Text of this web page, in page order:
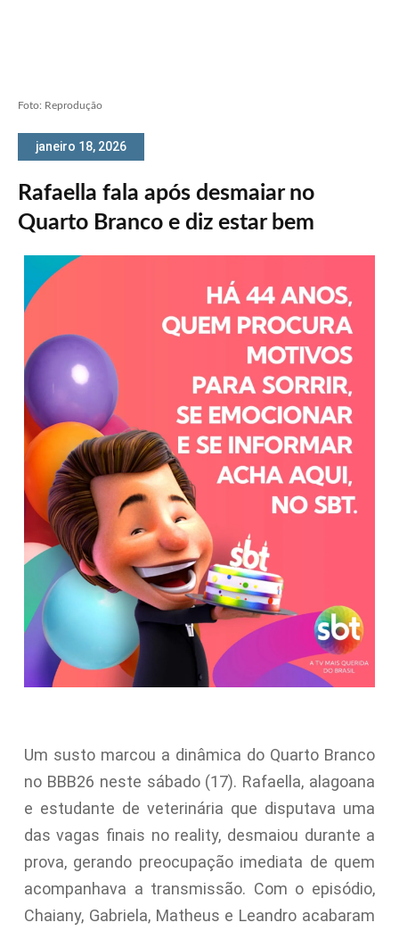
Foto: Reprodução
janeiro 18, 2026
Rafaella fala após desmaiar no
Quarto Branco e diz estar bem
Um susto marcou a dinâmica do Quarto Branco
no BBB26 neste sábado (17). Rafaella, alagoana
e estudante de veterinária que disputava uma
das vagas finais no reality, desmaiou durante a
prova, gerando preocupação imediata de quem
acompanhava a transmissão. Com o episódio,
Chaiany, Gabriela, Matheus e Leandro acabaram